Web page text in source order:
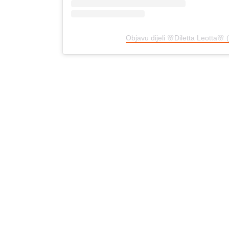
Objavu dijeli 🌸Diletta Leotta🌸